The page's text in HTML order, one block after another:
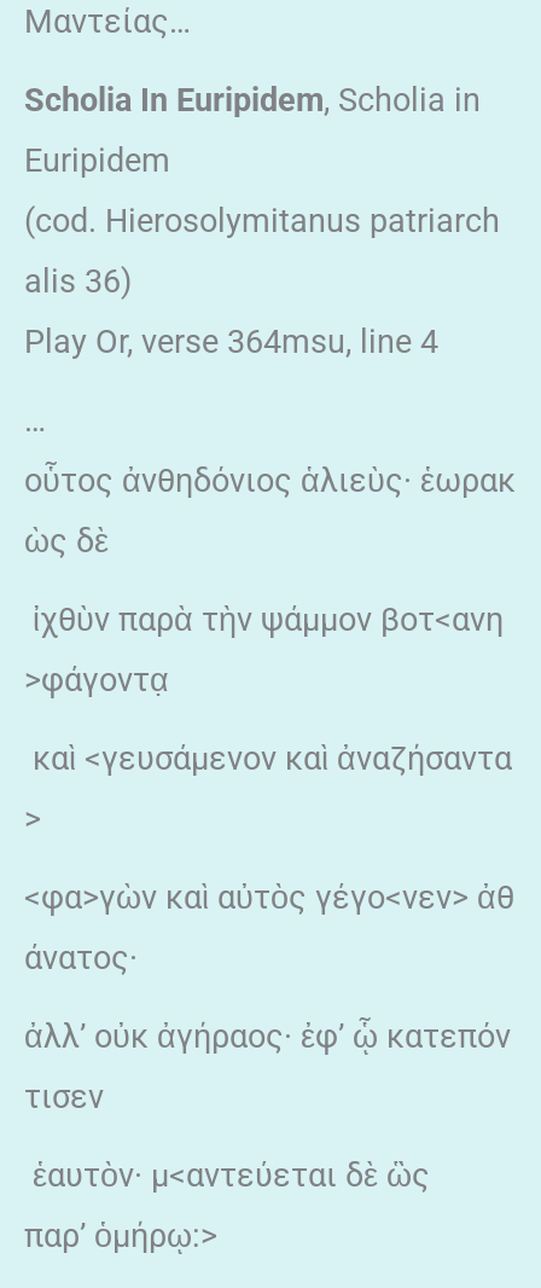
Μαντείας…
Scholia In Euripidem, Scholia in
Euripidem
(cod. Hierosolymitanus patriarch
alis 36)
Play Or, verse 364msu, line 4
…
οὗτος ἀνθηδόνιος ἁλιεὺς· ἑωρακ
ὼς δὲ
ἰχθὺν παρὰ τὴν ψάμμον βοτ<ανη
>φάγοντα̣
καὶ <γευσάμενον καὶ ἀναζήσαντα
>
<φα>γὼν καὶ αὐτὸς γέγο<νεν> ἀθ
άνατος·
ἀλλ’ οὐκ ἀγήραος· ἐφ’ ᾧ κατεπόν
τισεν
ἑαυτὸν· μ<αντεύεται δὲ ὣς
παρ’ ὁμήρῳ:>